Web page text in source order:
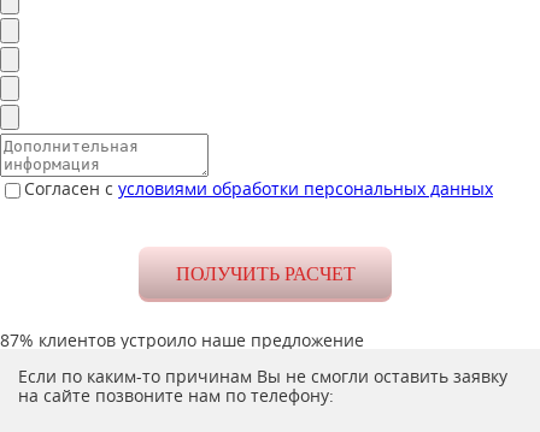
Согласен с условиями обработки персональных данных
87% клиентов устроило наше предложение
Если по каким-то причинам Вы не смогли оставить заявку
на сайте позвоните нам по телефону: